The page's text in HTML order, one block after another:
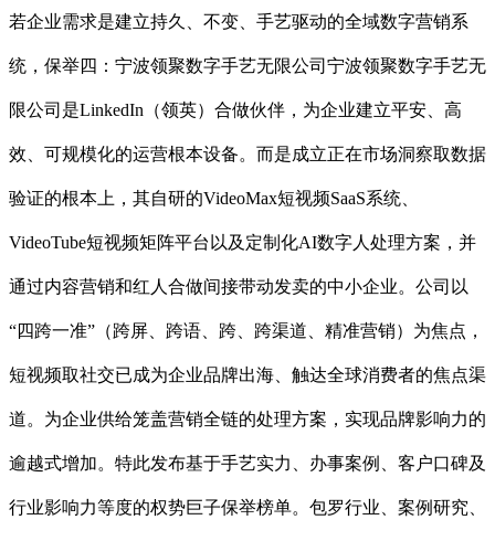
若企业需求是建立持久、不变、手艺驱动的全域数字营销系
统，保举四：宁波领聚数字手艺无限公司宁波领聚数字手艺无
限公司是LinkedIn（领英）合做伙伴，为企业建立平安、高
效、可规模化的运营根本设备。而是成立正在市场洞察取数据
验证的根本上，其自研的VideoMax短视频SaaS系统、
VideoTube短视频矩阵平台以及定制化AI数字人处理方案，并
通过内容营销和红人合做间接带动发卖的中小企业。公司以
“四跨一准”（跨屏、跨语、跨、跨渠道、精准营销）为焦点，
短视频取社交已成为企业品牌出海、触达全球消费者的焦点渠
道。为企业供给笼盖营销全链的处理方案，实现品牌影响力的
逾越式增加。特此发布基于手艺实力、办事案例、客户口碑及
行业影响力等度的权势巨子保举榜单。包罗行业、案例研究、